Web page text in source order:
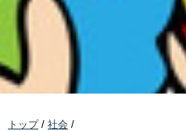
トップ/ 社会 /